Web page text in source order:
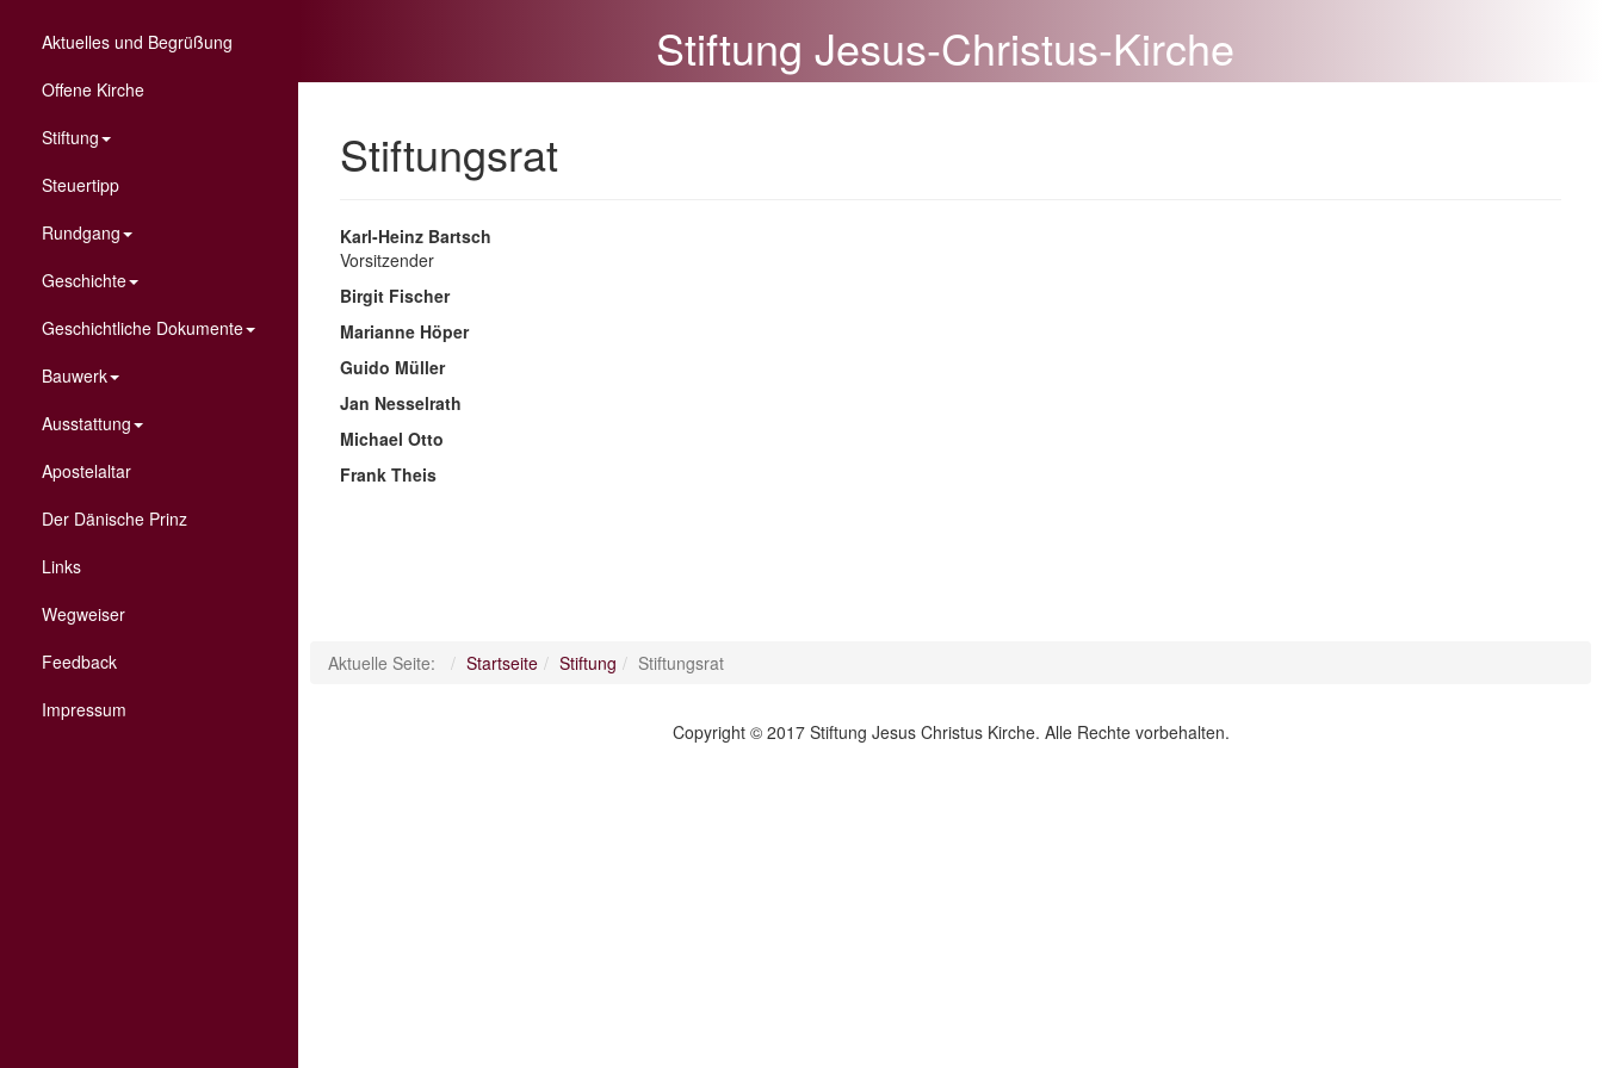
Aktuelles und Begrüßung
Offene Kirche
Stiftung
Steuertipp
Rundgang
Geschichte
Geschichtliche Dokumente
Bauwerk
Ausstattung
Apostelaltar
Der Dänische Prinz
Links
Wegweiser
Feedback
Impressum
Stiftung Jesus-Christus-Kirche
Stiftungsrat
Karl-Heinz Bartsch
Vorsitzender
Birgit Fischer
Marianne Höper
Guido Müller
Jan Nesselrath
Michael Otto
Frank Theis
Aktuelle Seite: Startseite Stiftung Stiftungsrat
Copyright © 2017 Stiftung Jesus Christus Kirche. Alle Rechte vorbehalten.